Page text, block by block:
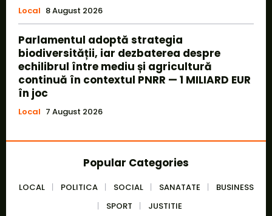
Local 8 August 2026
Parlamentul adoptă strategia
biodiversității, iar dezbaterea despre
echilibrul între mediu și agricultură
continuă în contextul PNRR — 1 MILIARD EUR
în joc
Local 7 August 2026
Popular Categories
LOCAL POLITICA SOCIAL SANATATE
BUSINESS
SPORT
JUSTITIE